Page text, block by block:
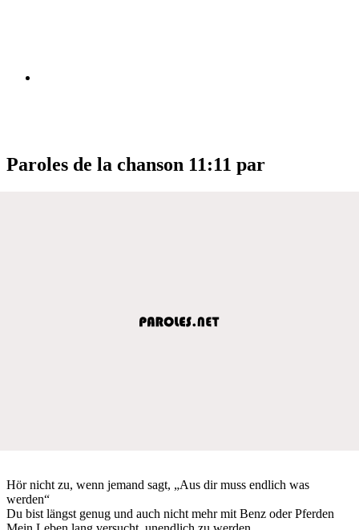
Paroles de la chanson 11:11 par
Hör nicht zu, wenn jemand sagt, „Aus dir muss endlich was
werden“
Du bist längst genug und auch nicht mehr mit Benz oder Pferden